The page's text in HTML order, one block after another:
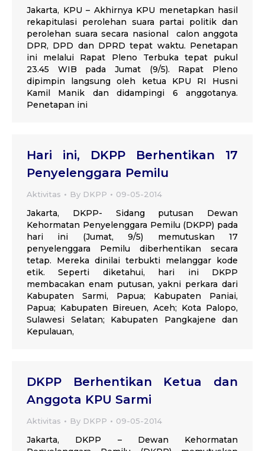
Jakarta, KPU – Akhirnya KPU menetapkan hasil
rekapitulasi perolehan suara partai politik dan
perolehan suara secara nasional calon anggota
DPR, DPD dan DPRD tepat waktu. Penetapan
ini melalui Rapat Pleno Terbuka tepat pukul
23.45 WIB pada Jumat (9/5). Rapat Pleno
dipimpin langsung oleh ketua KPU RI Husni
Kamil Manik dan didampingi 6 anggotanya.
Penetapan ini
Hari ini, DKPP Berhentikan 17
Penyelenggara Pemilu
Aktivitas By DKPP 09-05-2014
Jakarta, DKPP- Sidang putusan Dewan
Kehormatan Penyelenggara Pemilu (DKPP) pada
hari ini (Jumat, 9/5) memutuskan 17
penyelenggara Pemilu diberhentikan secara
tetap. Mereka dinilai terbukti melanggar kode
etik. Seperti diketahui, hari ini DKPP
membacakan enam putusan, yakni perkara dari
Kabupaten Sarmi, Papua; Kabupaten Paniai,
Papua; Kabupaten Bireuen, Aceh; Kota Palopo,
Sulawesi Selatan; Kabupaten Pangkajene dan
Kepulauan,
DKPP Berhentikan Ketua dan
Anggota KPU Sarmi
Aktivitas By DKPP 09-05-2014
Jakarta, DKPP – Dewan Kehormatan